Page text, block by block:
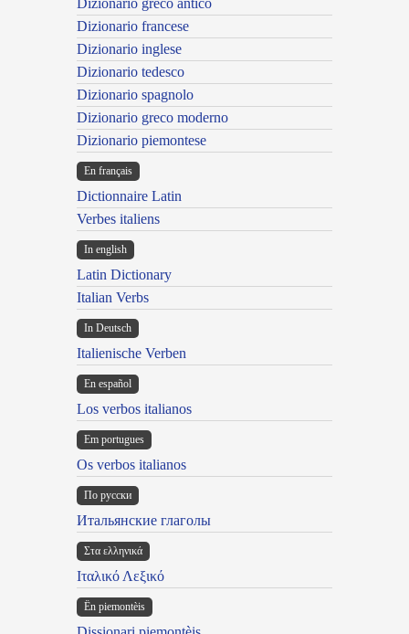
Dizionario greco antico
Dizionario francese
Dizionario inglese
Dizionario tedesco
Dizionario spagnolo
Dizionario greco moderno
Dizionario piemontese
En français
Dictionnaire Latin
Verbes italiens
In english
Latin Dictionary
Italian Verbs
In Deutsch
Italienische Verben
En español
Los verbos italianos
Em portugues
Os verbos italianos
По русски
Итальянские глаголы
Στα ελληνικά
Ιταλικό Λεξικό
Ën piemontèis